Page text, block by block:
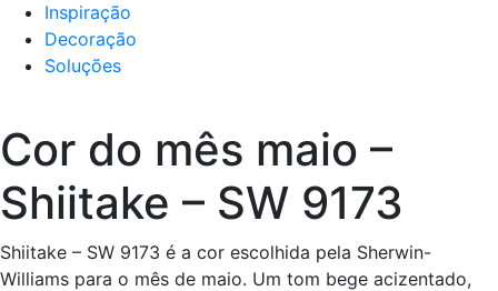
Inspiração
Decoração
Soluções
Cor do mês maio –
Shiitake – SW 9173
Shiitake – SW 9173 é a cor escolhida pela Sherwin-
Williams para o mês de maio. Um tom bege acizentado,